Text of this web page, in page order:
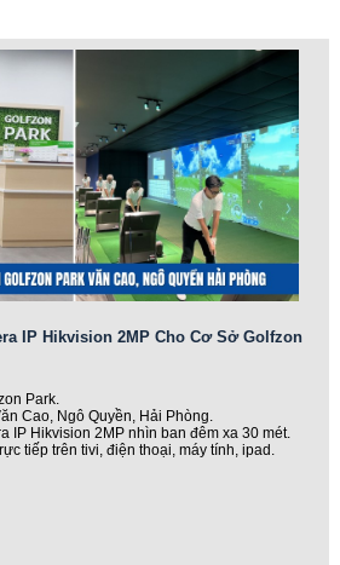
IP Hikvision 2MP Cho Cơ Sở Golfzon
Park.
Cao, Ngô Quyền, Hải Phòng.
IP Hikvision 2MP nhìn ban đêm xa 30 mét.
tiếp trên tivi, điện thoại, máy tính, ipad.